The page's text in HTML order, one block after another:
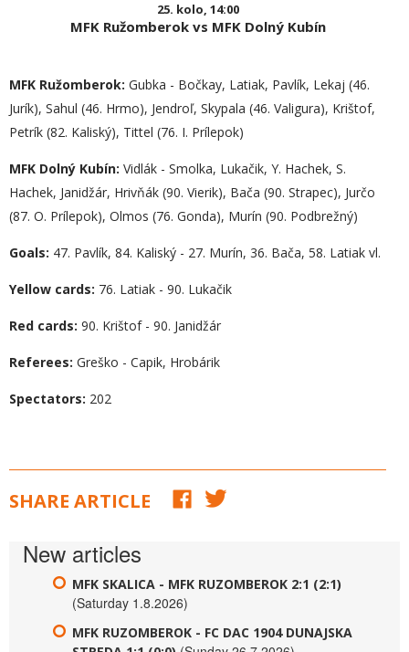
25. kolo, 14:00
MFK Ružomberok vs MFK Dolný Kubín
MFK Ružomberok: Gubka - Bočkay, Latiak, Pavlík, Lekaj (46.
Jurík), Sahul (46. Hrmo), Jendroľ, Skypala (46. Valigura), Krištof,
Petrík (82. Kaliský), Tittel (76. I. Prílepok)
MFK Dolný Kubín: Vidlák - Smolka, Lukačik, Y. Hachek, S.
Hachek, Janidžár, Hrivňák (90. Vierik), Bača (90. Strapec), Jurčo
(87. O. Prílepok), Olmos (76. Gonda), Murín (90. Podbrežný)
Goals: 47. Pavlík, 84. Kaliský - 27. Murín, 36. Bača, 58. Latiak vl.
Yellow cards: 76. Latiak - 90. Lukačik
Red cards: 90. Krištof - 90. Janidžár
Referees: Greško - Capik, Hrobárik
Spectators: 202
SHARE ARTICLE
New articles
MFK SKALICA - MFK RUZOMBEROK 2:1 (2:1)
(Saturday 1.8.2026)
MFK RUZOMBEROK - FC DAC 1904 DUNAJSKA